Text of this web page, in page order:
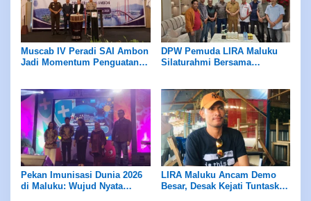
Muscab IV Peradi SAI Ambon
Jadi Momentum Penguatan
Maluku
DPW Pemuda LIRA Maluku
Silaturahmi Bersama
Pekan Imunisasi Dunia 2026
di Maluku: Wujud Nyata
LIRA Maluku Ancam Demo
Besar, Desak Kejati Tuntaskan